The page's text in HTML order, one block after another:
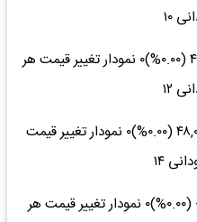
۱۰
هر کیلو ناودانی ۱۲ ۶ متری ۶۴ ۴۸,۰۰۰ (۰.۰۰%)۰ نمودار تغییر قیمت هر
۱۲
هر کیلو ناودانی ۱۴ ۱۲ متری ۱۵۵ ۴۸,۰۰۰ (۰.۰۰%)۰ نمودار تغییر قیمت
۱۴
هر کیلو ناودانی ۱۶ ۱۲ متری ۱۷۰ --- (۰.۰۰%)۰ نمودار تغییر قیمت هر